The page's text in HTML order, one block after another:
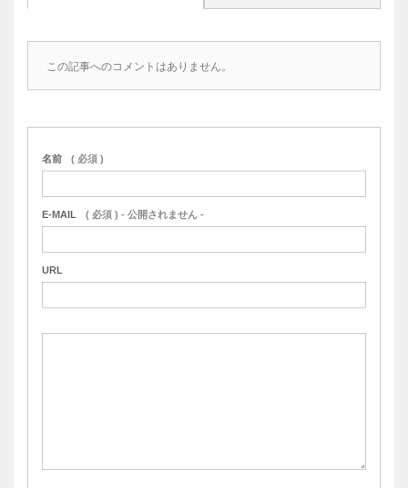
この記事へのコメントはありません。
名前 ( 必須 )
E-MAIL ( 必須 ) - 公開されません -
URL